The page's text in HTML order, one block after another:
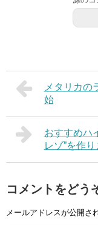
メタリカの
始
おすすめハ
レゾ”を作
コメントをどう
メールアドレスが公開さ